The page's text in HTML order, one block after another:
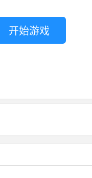
开始游戏